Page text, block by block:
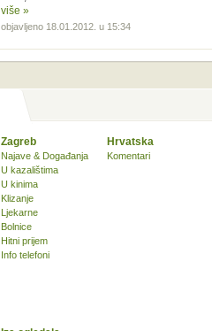
više »
objavljeno 18.01.2012. u 15:34
Zagreb
Najave & Događanja
U kazalištima
U kinima
Klizanje
Ljekarne
Bolnice
Hitni prijem
Info telefoni
Hrvatska
Komentari